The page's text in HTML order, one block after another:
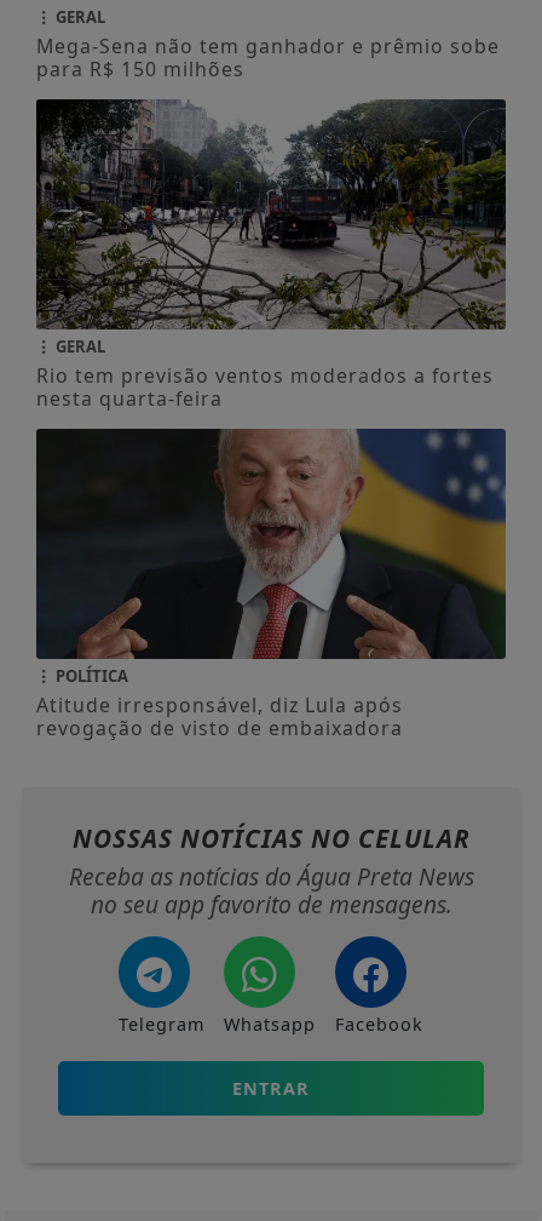
GERAL
Mega-Sena não tem ganhador e prêmio sobe
para R$ 150 milhões
GERAL
Rio tem previsão ventos moderados a fortes
nesta quarta-feira
POLÍTICA
Atitude irresponsável, diz Lula após
revogação de visto de embaixadora
NOSSAS NOTÍCIAS NO CELULAR
Receba as notícias do Água Preta News
no seu app favorito de mensagens.
Telegram Whatsapp Facebook
ENTRAR